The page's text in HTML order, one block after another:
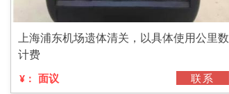
上海浦东机场遗体清关，以具体使用公里数
计费
¥： 面议 联系